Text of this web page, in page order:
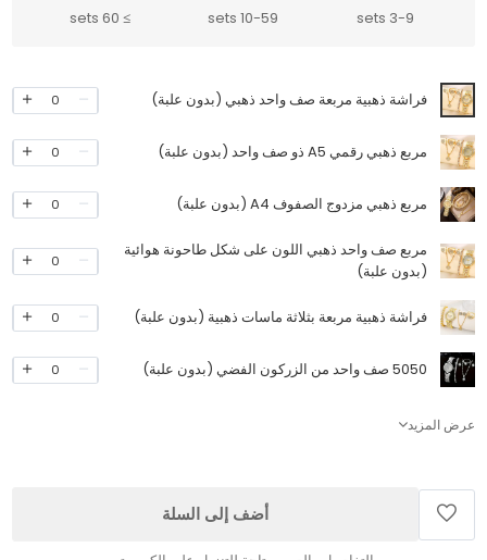
3-9 sets
10-59 sets
≥ 60 sets
فراشة ذهبية مربعة صف واحد ذهبي (بدون علبة) 0
مربع ذهبي رقمي A5 ذو صف واحد (بدون علبة) 0
مربع ذهبي مزدوج الصفوف A4 (بدون علبة) 0
مربع صف واحد ذهبي اللون على شكل طاحونة هوائية
(بدون علبة)
0
فراشة ذهبية مربعة بثلاثة ماسات ذهبية (بدون علبة) 0
5050 صف واحد من الزركون الفضي (بدون علبة) 0
عرض المزيد
أضف إلى السلة